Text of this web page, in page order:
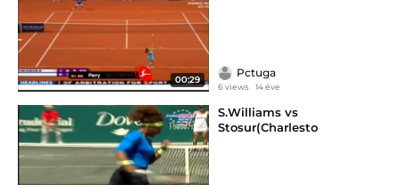
00:29
Pctuga
6 views 14 éve
S.Williams vs
Stosur(Charlesto